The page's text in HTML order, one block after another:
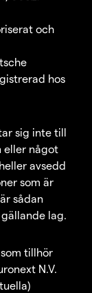
och
hos
sig inte till
eller något
avsedd
som är
sådan
lag.
tillhör
N.V.